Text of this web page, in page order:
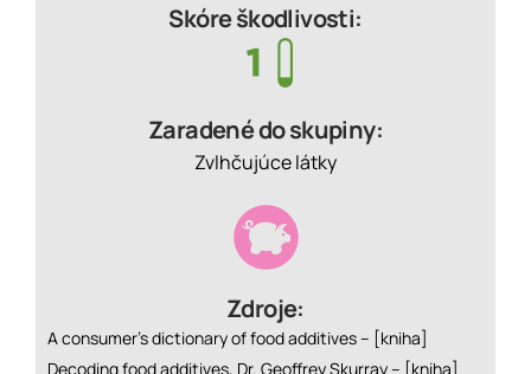
Skóre škodlivosti:
Zaradené do skupiny:
Zvlhčujúce látky
Zdroje:
A consumer’s dictionary of food additives – [kniha]
Decoding food additives, Dr. Geoffrey Skurray – [kniha]